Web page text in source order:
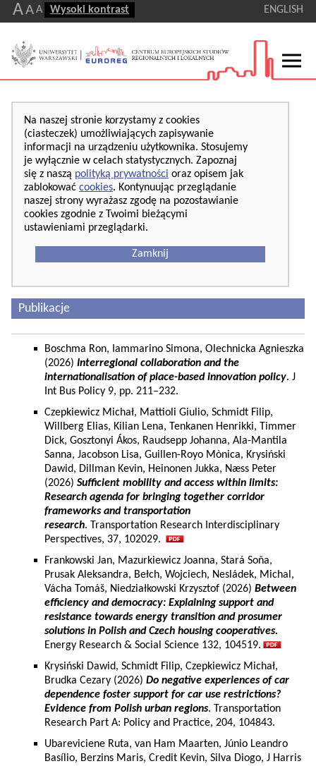
AA A Wysoki kontrast ENGLISH
Na naszej stronie korzystamy z cookies
(ciasteczek) umożliwiających zapisywanie
informacji na urządzeniu użytkownika. Stosujemy
je wyłącznie w celach statystycznych. Zapoznaj
się z naszą polityką prywatności oraz opisem jak
zablokować cookies. Kontynuując przeglądanie
naszej strony wyrażasz zgodę na pozostawianie
cookies zgodnie z Twoimi bieżącymi
ustawieniami przeglądarki.
Zamknij
Publikacje
Boschma Ron, Iammarino Simona, Olechnicka Agnieszka
(2026) Interregional collaboration and the
internationalisation of place-based innovation policy. J
Int Bus Policy 9, pp. 211–232.
Czepkiewicz Michał, Mattioli Giulio, Schmidt Filip,
Willberg Elias, Kilian Lena, Tenkanen Henrikki, Timmer
Dick, Gosztonyi Ákos, Raudsepp Johanna, Ala-Mantila
Sanna, Jacobson Lisa, Guillen-Royo Mònica, Krysiński
Dawid, Dillman Kevin, Heinonen Jukka, Næss Peter
(2026) Sufficient mobility and access within limits:
Research agenda for bringing together corridor
frameworks and transportation
research. Transportation Research Interdisciplinary
Perspectives, 37, 102029.
Frankowski Jan, Mazurkiewicz Joanna, Stará Soňa,
Prusak Aleksandra, Bełch, Wojciech, Nesládek, Michal,
Vácha Tomáš, Niedziałkowski Krzysztof (2026) Between
efficiency and democracy: Explaining support and
resistance towards energy transition and prosumer
solutions in Polish and Czech housing cooperatives.
Energy Research & Social Science 132, 104519.
Krysiński Dawid, Schmidt Filip, Czepkiewicz Michał,
Brudka Cezary (2026) Do negative experiences of car
dependence foster support for car use restrictions?
Evidence from Polish urban regions. Transportation
Research Part A: Policy and Practice, 204, 104843.
Ubareviciene Ruta, van Ham Maarten, Júnio Leandro
Basílio, Berzins Maris, Credit Kevin, Silva Diogo, J Harris